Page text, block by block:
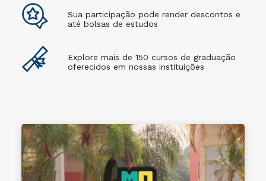
Sua participação pode render descontos e
até bolsas de estudos
Explore mais de 150 cursos de graduação
oferecidos em nossas instituições